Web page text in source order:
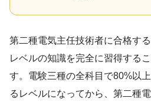
第二種電気主任技術者に合格す
レベルの知識を完全に習得する
す。電験三種の全科目で80%以
るレベルになってから、第二種